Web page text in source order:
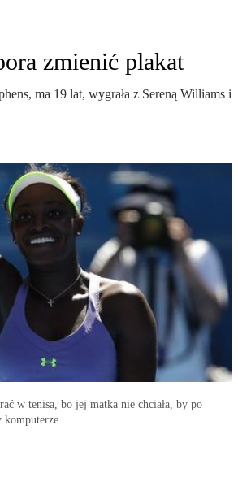
zmienić plakat
ma 19 lat, wygrała z Sereną Williams i
w tenisa, bo jej matka nie chciała, by po
komputerze